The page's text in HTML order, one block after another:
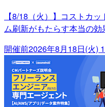
【8/18（火）】コストカ
ム刷新がもたらす本当の効
開催前2026年8月18日(火)